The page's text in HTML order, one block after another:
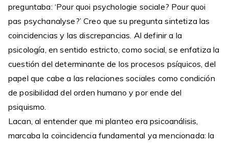
preguntaba: ‘Pour quoi psychologie sociale? Pour quoi
pas psychanalyse?’ Creo que su pregunta sintetiza las
coincidencias y las discrepancias. Al definir a la
psicología, en sentido estricto, como social, se enfatiza la
cuestión del determinante de los procesos psíquicos, del
papel que cabe a las relaciones sociales como condición
de posibilidad del orden humano y por ende del
psiquismo.
Lacan, al entender que mi planteo era psicoanálisis,
marcaba la coincidencia fundamental ya mencionada: la